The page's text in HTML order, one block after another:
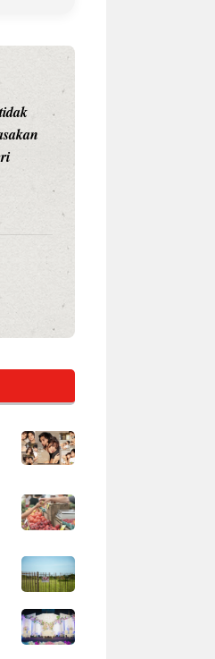
NEWS TNG– Siapa sangka,
nama besar di dunia hiburan,